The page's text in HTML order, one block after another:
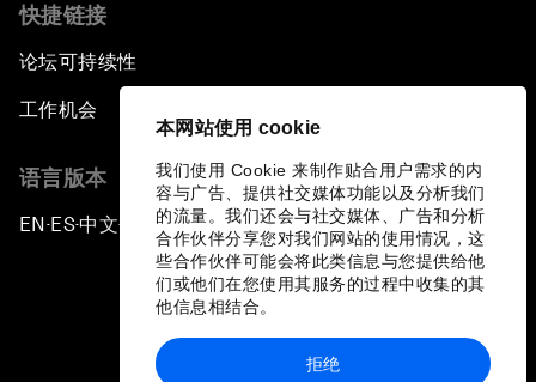
本网站使用 cookie
我们使用 Cookie 来制作贴合用户需求的内
容与广告、提供社交媒体功能以及分析我们
的流量。我们还会与社交媒体、广告和分析
合作伙伴分享您对我们网站的使用情况，这
些合作伙伴可能会将此类信息与您提供给他
们或他们在您使用其服务的过程中收集的其
他信息相结合。
拒绝
快捷链接
论坛可持续性
工作机会
语言版本
EN ▪ES▪中文▪ 日本語